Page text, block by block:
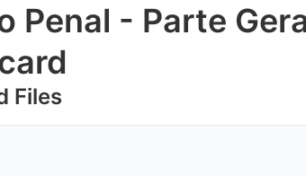
Penal - Parte
Files